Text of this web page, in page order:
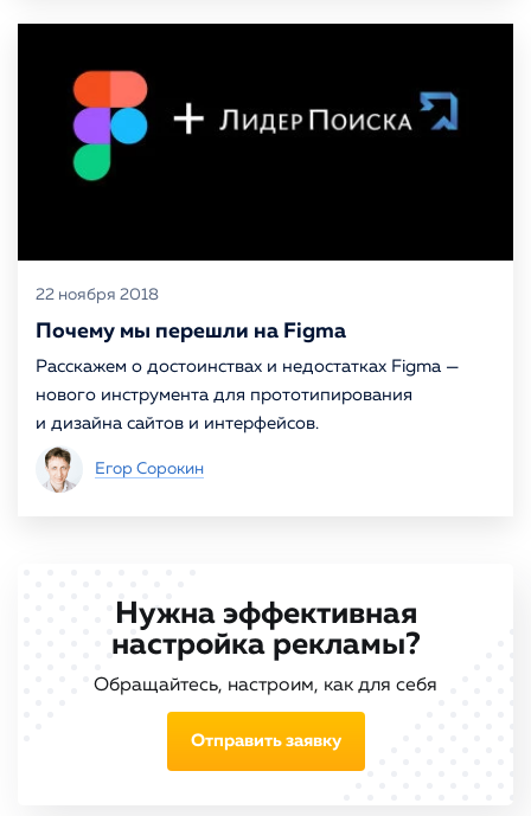
22 ноября 2018
Почему мы перешли на Figma
Расскажем о достоинствах и недостатках Figma —
нового инструмента для прототипирования
и дизайна сайтов и интерфейсов.
Егор Сорокин
Нужна эффективная
настройка рекламы?
Обращайтесь, настроим, как для себя
Отправить заявку